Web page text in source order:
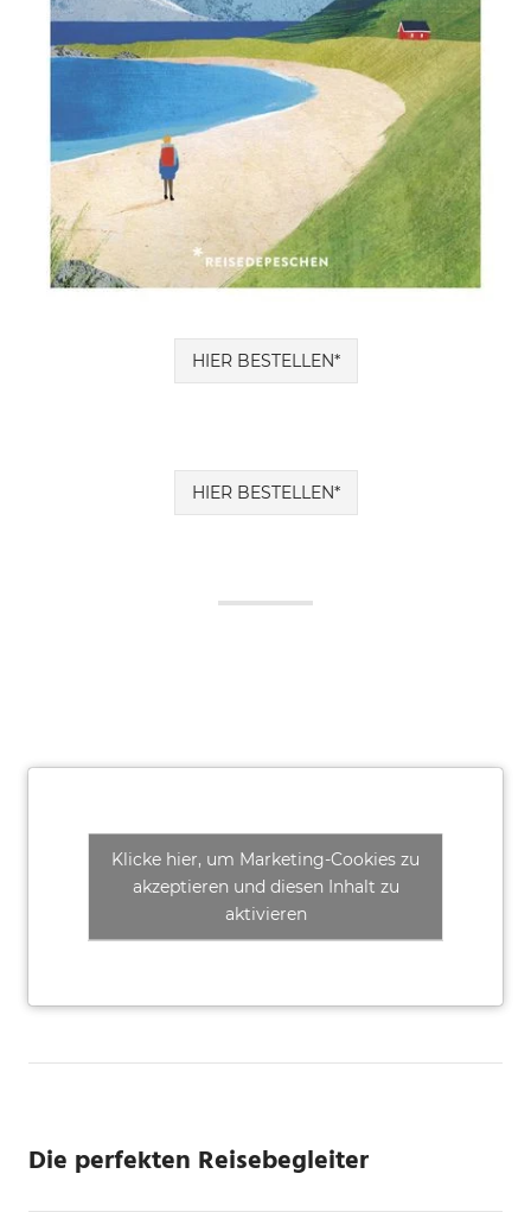
HIER BESTELLEN*
HIER BESTELLEN*
Klicke hier, um Marketing-Cookies zu
akzeptieren und diesen Inhalt zu
aktivieren
Die perfekten Reisebegleiter